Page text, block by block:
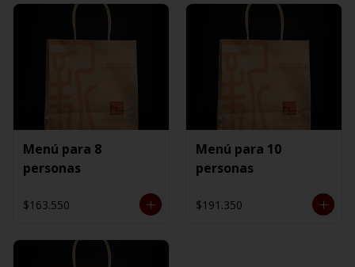
Menú para 8
personas
$163.550
Menú para 10
personas
$191.350